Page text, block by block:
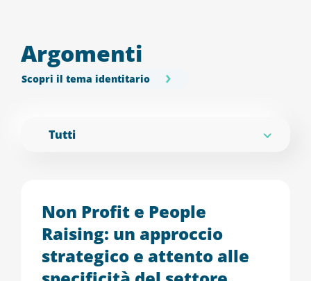
Argomenti
Scopri il tema identitario
Tutti
Non Profit e People
Raising: un approccio
strategico e attento alle